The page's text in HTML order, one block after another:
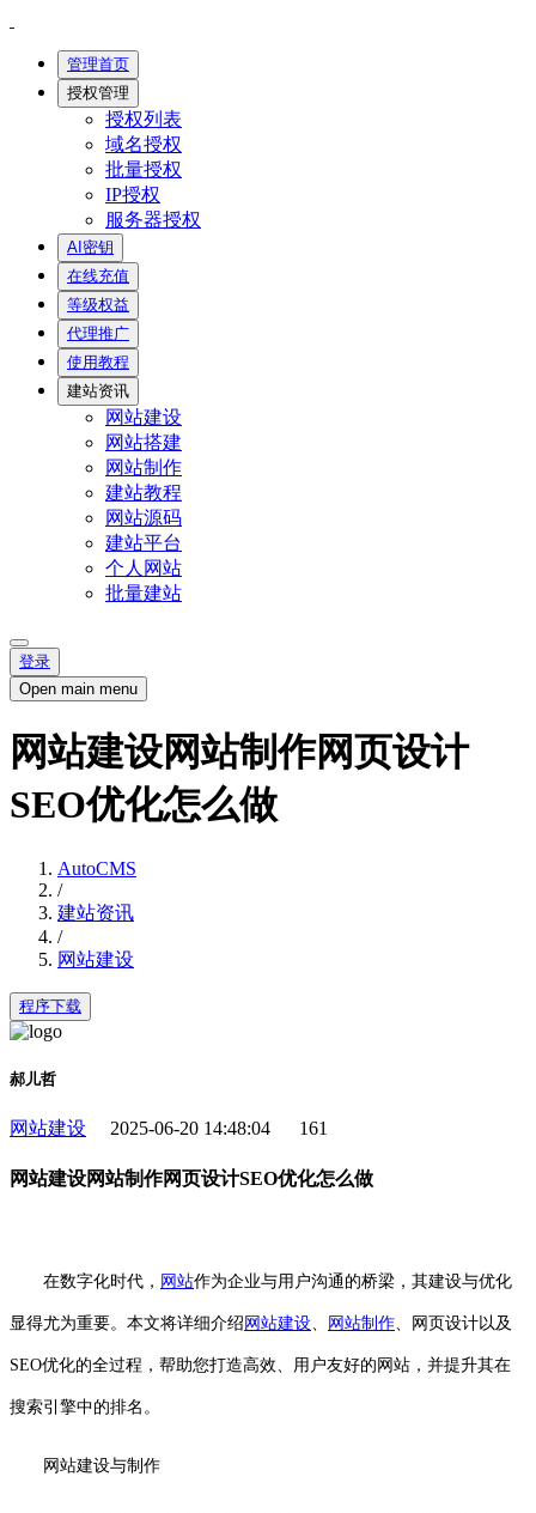
管理首页
授权管理
授权列表
域名授权
批量授权
IP授权
服务器授权
AI密钥
在线充值
等级权益
代理推广
使用教程
建站资讯
网站建设
网站搭建
网站制作
建站教程
网站源码
建站平台
个人网站
批量建站
登录
Open main menu
网站建设网站制作网页设计
SEO优化怎么做
AutoCMS
/
建站资讯
/
网站建设
程序下载
郝儿哲
网站建设 2025-06-20 14:48:04 161
网站建设网站制作网页设计SEO优化怎么做
在数字化时代， 网站作为企业与用户沟通的桥梁，其建设与优化
显得尤为重要。本文将详细介绍 网站建设 网站制作 、网页设计以及
SEO优化的全过程，帮助您打造高效、用户友好的网站，并提升其在
搜索引擎中的排名。
网站建设与制作